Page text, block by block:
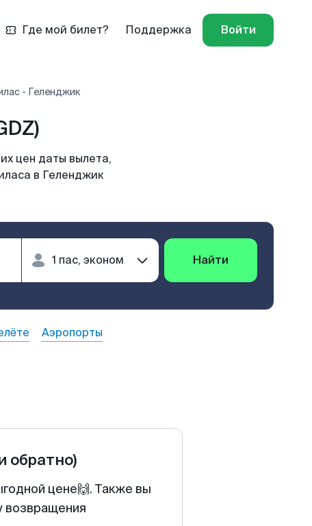
Где мой билет? Поддержка Войти
- Геленджик
цен даты вылета,
в Геленджик
Найти
Аэропорты
обратно)
цене🙌. Также вы
возвращения